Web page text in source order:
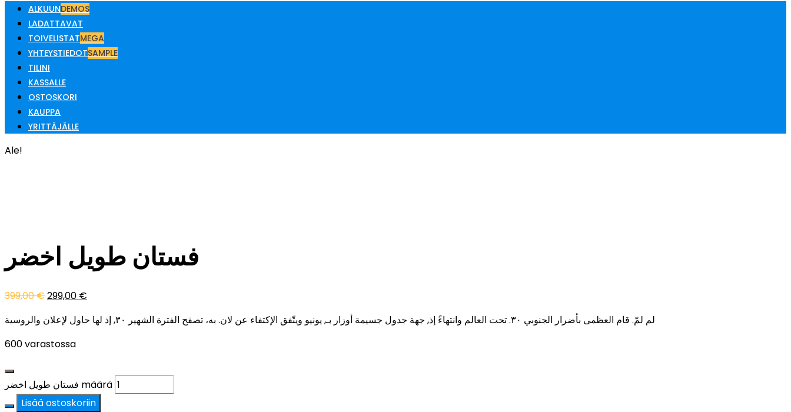
ALKUUNDEMOS
LADATTAVAT
TOIVELISTATMEGA
YHTEYSTIEDOTSAMPLE
TILINI
KASSALLE
OSTOSKORI
KAUPPA
YRITTÄJÄLLE
Ale!
فستان طويل اخضر
399,00€299,00 €
لم لمّ. قام العظمى بأضرار الجنوبي ٣٠. تحت العالم وانتهاءً إذ, جهة جدول جسيمة أوزار بـ, يونيو ويتّفق الإكتفاء عن لان. به، تصفح الفترة الشهير ٣٠, إذ لها حاول لإعلان والروسية
600 varastossa
فستان طويل اخضر määrä
Lisää ostoskoriin